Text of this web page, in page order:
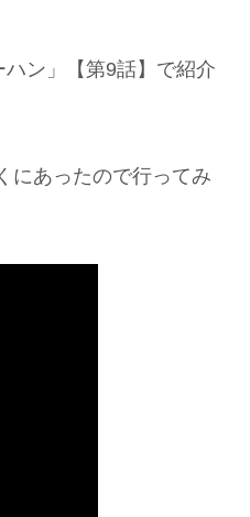
ン」【第9話】で紹介
にあったので行ってみ